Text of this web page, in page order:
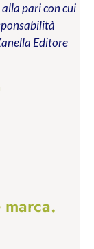
pari con cui
Editore